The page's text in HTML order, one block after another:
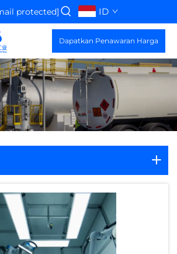
protected] ID
Dapatkan Penawaran Harga